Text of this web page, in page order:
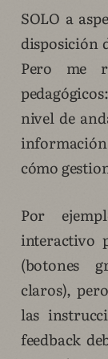
SOLO a
disposición
Pero me
nivel de
cómo
Por
interactivo
(botones
claros),
las
feedback